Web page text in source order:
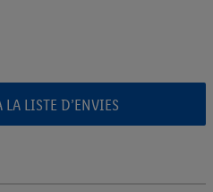
LA LISTE D’ENVIES